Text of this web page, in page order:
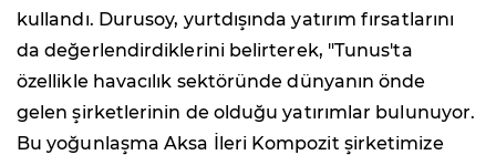
kullandı. Durusoy, yurtdışında yatırım fırsatlarını
da değerlendirdiklerini belirterek, "Tunus'ta
özellikle havacılık sektöründe dünyanın önde
gelen şirketlerinin de olduğu yatırımlar bulunuyor.
Bu yoğunlaşma Aksa İleri Kompozit şirketimize